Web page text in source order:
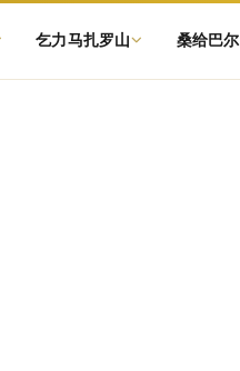
乞力马扎罗山 桑给巴尔